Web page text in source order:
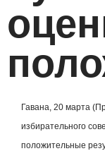
Гавана, 20 марта
избирательного
положительные